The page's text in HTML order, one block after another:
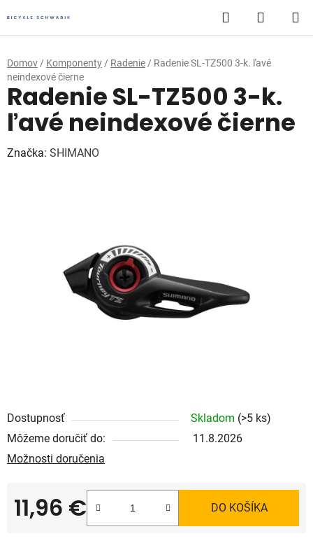
na
obsah
Hľadať
KOŠÍK
Domov / Komponenty / Radenie / Radenie SL-TZ500 3-k. ľavé
neindexové čierne
Dostupnosť Skladom (>5 ks)
Môžeme doručiť do:
11.8.2026
Možnosti doručenia
11,96 €
Jednotková cena:
DO KOŠÍKA
Radenie SL-TZ500 3-k.
ľavé neindexové čierne
Značka: SHIMANO